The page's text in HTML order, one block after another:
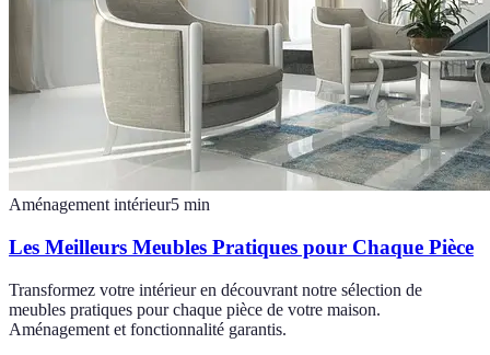
Aménagement intérieur5 min
Les Meilleurs Meubles Pratiques pour Chaque Pièce
Transformez votre intérieur en découvrant notre sélection de
meubles pratiques pour chaque pièce de votre maison.
Aménagement et fonctionnalité garantis.